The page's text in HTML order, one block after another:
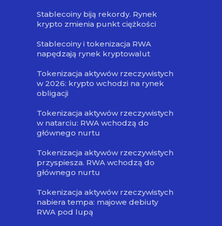
Stablecoiny biją rekordy. Rynek
krypto zmienia punkt ciężkości
Stablecoiny i tokenizacja RWA
napędzają rynek kryptowalut
Tokenizacja aktywów rzeczywistych
w 2026: krypto wchodzi na rynek
obligacji
Tokenizacja aktywów rzeczywistych
w natarciu: RWA wchodzą do
głównego nurtu
Tokenizacja aktywów rzeczywistych
przyspiesza. RWA wchodzą do
głównego nurtu
Tokenizacja aktywów rzeczywistych
nabiera tempa: majowe debiuty
RWA pod lupą